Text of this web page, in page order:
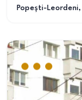
Popești-Leordeni